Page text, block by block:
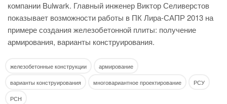
компании Bulwark. Главный инженер Виктор Селиверстов
показывает возможности работы в ПК Лира-САПР 2013 на
примере создания железобетонной плиты: получение
армирования, варианты конструирования.
железобетонные конструкции
армирование
варианты конструирования
многовариантное проектирование
РСУ
РСН